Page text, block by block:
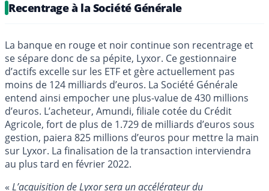
Recentrage à la Société Générale
La banque en rouge et noir continue son recentrage et
se sépare donc de sa pépite, Lyxor. Ce gestionnaire
d’actifs excelle sur les ETF et gère actuellement pas
moins de 124 milliards d’euros. La Société Générale
entend ainsi empocher une plus-value de 430 millions
d’euros. L’acheteur, Amundi, filiale cotée du Crédit
Agricole, fort de plus de 1.729 de milliards d’euros sous
gestion, paiera 825 millions d’euros pour mettre la main
sur Lyxor. La finalisation de la transaction interviendra
au plus tard en février 2022.
« L’acquisition de Lyxor sera un accélérateur du